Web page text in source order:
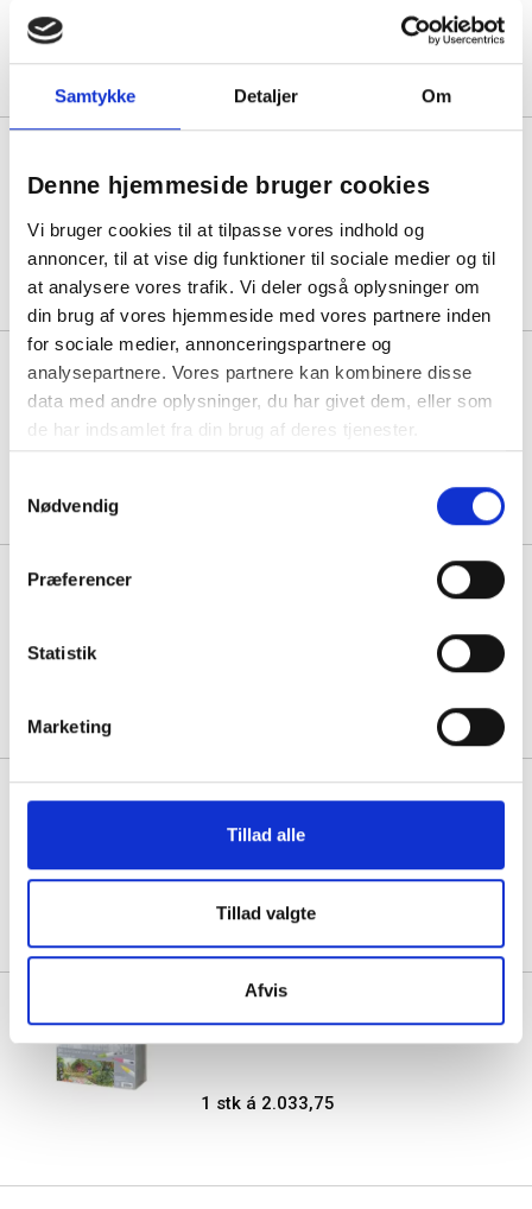
Samtykke Detaljer Om
Denne hjemmeside bruger cookies
Vi bruger cookies til at tilpasse vores indhold og
annoncer, til at vise dig funktioner til sociale medier og til
at analysere vores trafik. Vi deler også oplysninger om
din brug af vores hjemmeside med vores partnere inden
for sociale medier, annonceringspartnere og
analysepartnere. Vores partnere kan kombinere disse
data med andre oplysninger, du har givet dem, eller som
de har indsamlet fra din brug af deres tjenester.
Nødvendig
Præferencer
Statistik
Marketing
Tillad alle
Tillad valgte
Afvis
25,25
Blender
Før pris: 30,00
Min. køb: 6 stk á 25,50
Spar:4,50 (-15%)
ZIG Clean Color Real Brush
Limited Edition sæt
ZIG Clean Color Real Brush, sæt
1 stk á 165,94
a 90 farver
1 stk á 2.033,75